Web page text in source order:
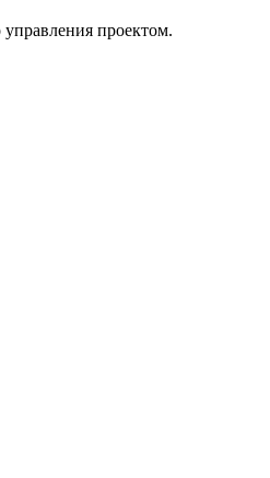
проектом.